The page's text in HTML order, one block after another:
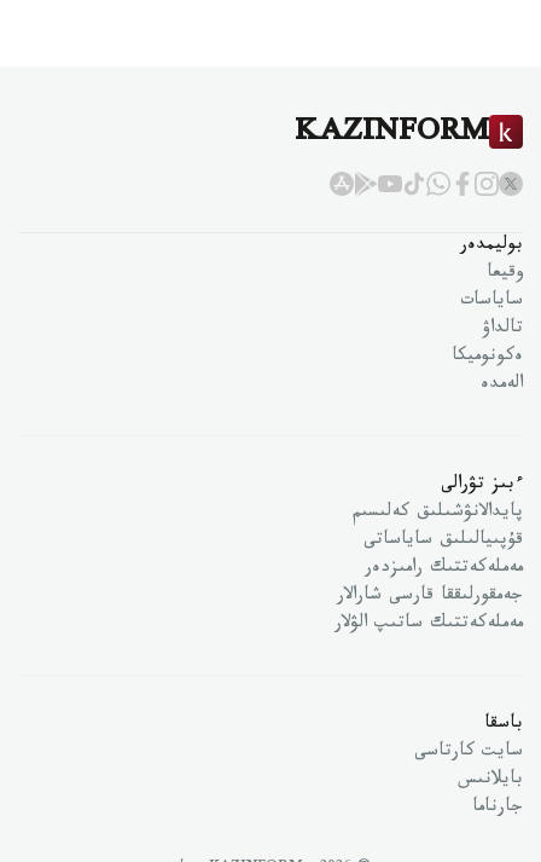
KAZINFORM
بوليمدەر
وقيعا
ساياسات
تالداۋ
ەكونوميكا
الەمدە
ءبىز تۋرالى
پايدالانۋشىلىق كەلىسىم
قۇپىيالىلىق ساياساتى
مەملەكەتتىك رامىزدەر
جەمقورلىققا قارسى شارالار
مەملەكەتتىك ساتىپ الۋلار
باسقا
سايت كارتاسى
بايلانىس
جارناما